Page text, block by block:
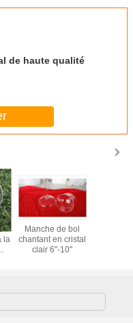
de haute qualité
la
Manche de bol
chantant en cristal
clair 6"-10"